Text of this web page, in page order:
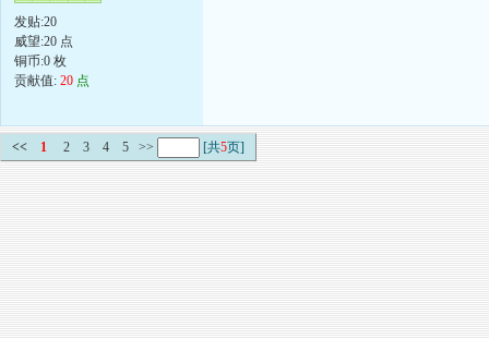
发贴:20
威望:20 点
铜币:0 枚
贡献值: 20 点
<< 1 2 3 4 5 >> [共5页]